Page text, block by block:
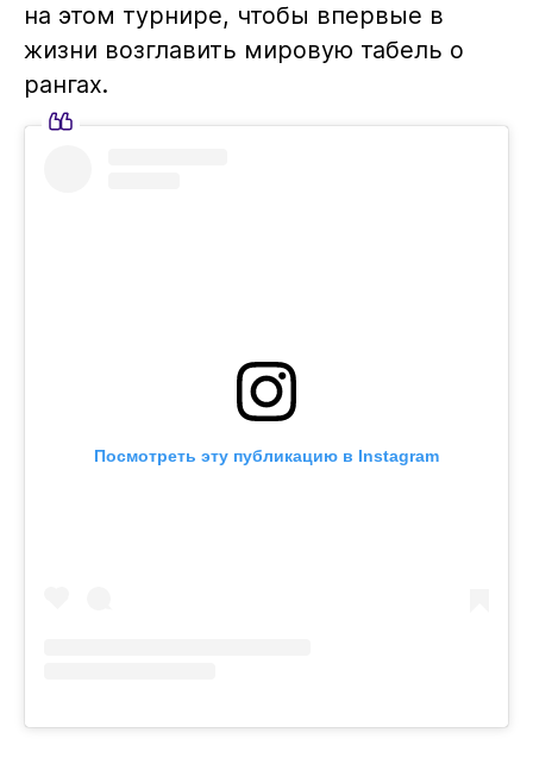
на этом турнире, чтобы впервые в
жизни возглавить мировую табель о
рангах.
Посмотреть эту публикацию в Instagram